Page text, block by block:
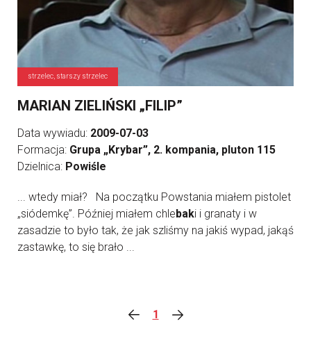
strzelec, starszy strzelec
MARIAN ZIELIŃSKI „FILIP”
Data wywiadu: 2009-07-03
Formacja: Grupa „Krybar”, 2. kompania, pluton 115
Dzielnica: Powiśle
... wtedy miał? Na początku Powstania miałem pistolet
„siódemkę”. Później miałem chlebaki i granaty i w
zasadzie to było tak, że jak szliśmy na jakiś wypad, jakąś
zastawkę, to się brało ...
1